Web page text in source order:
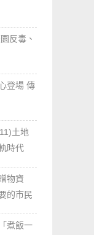
反毒、
登場 傳
土地
時代
物資
的市民
煮飯一